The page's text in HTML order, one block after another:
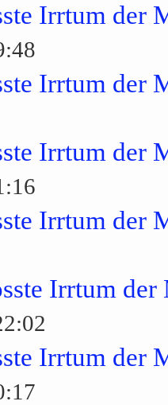
Irrtum der
Irrtum der
Irrtum der
Irrtum der
Irrtum der
Irrtum der